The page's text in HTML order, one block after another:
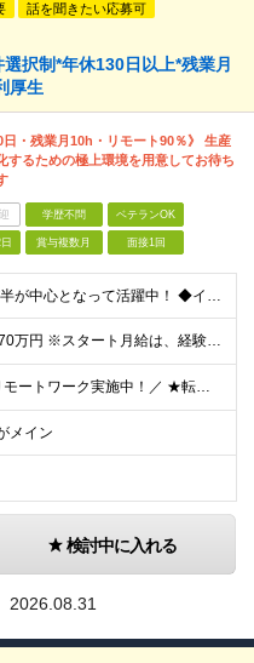
話を聞きたい応募可
択制*年休130日以上*残業月
厚生
日・残業月10h・リモート90％》 生産
するための極上環境を用意してお待ち
学歴不問 ベテランOK
賞与複数月 面接1回
＊30代・40代前半が中心となって活躍中！ ◆インフラ（サーバー・ネットワーク・クラウド等）の設計、構築、テストいずれかの実務経験3年以上 ◆学歴不問 ★求める人物像： ◎他責ではなく、自身のキャ
◆月給40万円～70万円 ※スタート月給は、経験・能力・前職の給与等を考慮の上で決定いたします。 ※上記金額には残業の有無に関わらず、 月30時間分の固定残業代（7万6,000円～13万3,000円
＼社員の9割がリモートワーク実施中！／ ★転勤ナシ！ ★UIターン歓迎！ 関東、関西、東海、九州・中国エリアの各プロジェクト先から希望を優先して決定。 ※リモート案件も多数あり！ ◆関東エリア
メイン
検討中に入れる
2026.08.31